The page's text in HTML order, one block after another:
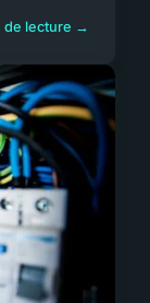
de lecture →